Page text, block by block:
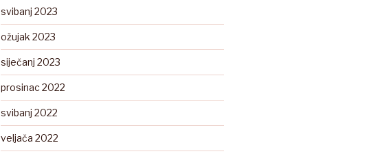
svibanj 2023
ožujak 2023
siječanj 2023
prosinac 2022
svibanj 2022
veljača 2022